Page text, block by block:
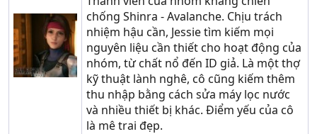
chống Shinra - Avalanche. Chịu trách
nhiệm hậu cần, Jessie tìm kiếm mọi
nguyên liệu cần thiết cho hoạt động của
nhóm, từ chất nổ đến ID giả. Là một thợ
kỹ thuật lành nghê, cô cũng kiếm thêm
thu nhập bằng cách sửa máy lọc nước
và nhiều thiết bị khác. Điểm yếu của cô
là mê trai đẹp.